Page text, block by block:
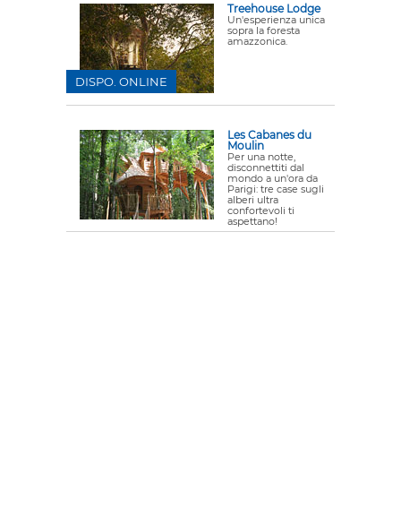
Treehouse Lodge
Un'esperienza unica
sopra la foresta
amazzonica.
DISPO. ONLINE
Les Cabanes du
Moulin
Per una notte,
disconnettiti dal
mondo a un'ora da
Parigi: tre case sugli
alberi ultra
confortevoli ti
aspettano!